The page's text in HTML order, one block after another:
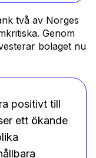
två av Norges
Genom
bolaget nu
positivt till
ett ökande